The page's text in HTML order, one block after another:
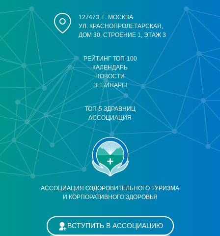
АССОЦИАЦИЯ ОЗДОРОВИТЕЛЬНОГО ТУРИЗМА
И КОРПОРАТИВНОГО ЗДОРОВЬЯ
РЕЙТИНГ ТОП-100
КАЛЕНДАРЬ
НОВОСТИ
ВЕБИНАРЫ
ТОП-5 ЗДРАВНИЦ
АССОЦИАЦИЯ
127473, Г. МОСКВА
УЛ. КРАСНОПРОЛЕТАРСКАЯ,
ДОМ 30, СТРОЕНИЕ 1, ЭТАЖ 3
ВСТУПИТЬ В АССОЦИАЦИЮ